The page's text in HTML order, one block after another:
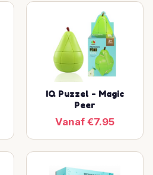
IQ Puzzel - Magic
Peer
Vanaf €7.95